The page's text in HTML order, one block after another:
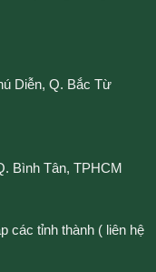
Diễn, Q. Bắc Từ
Bình Tân, TPHCM
các tỉnh thành ( liên hệ